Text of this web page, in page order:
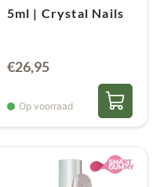
5ml | Crystal Nails
€26,95
Op voorraad